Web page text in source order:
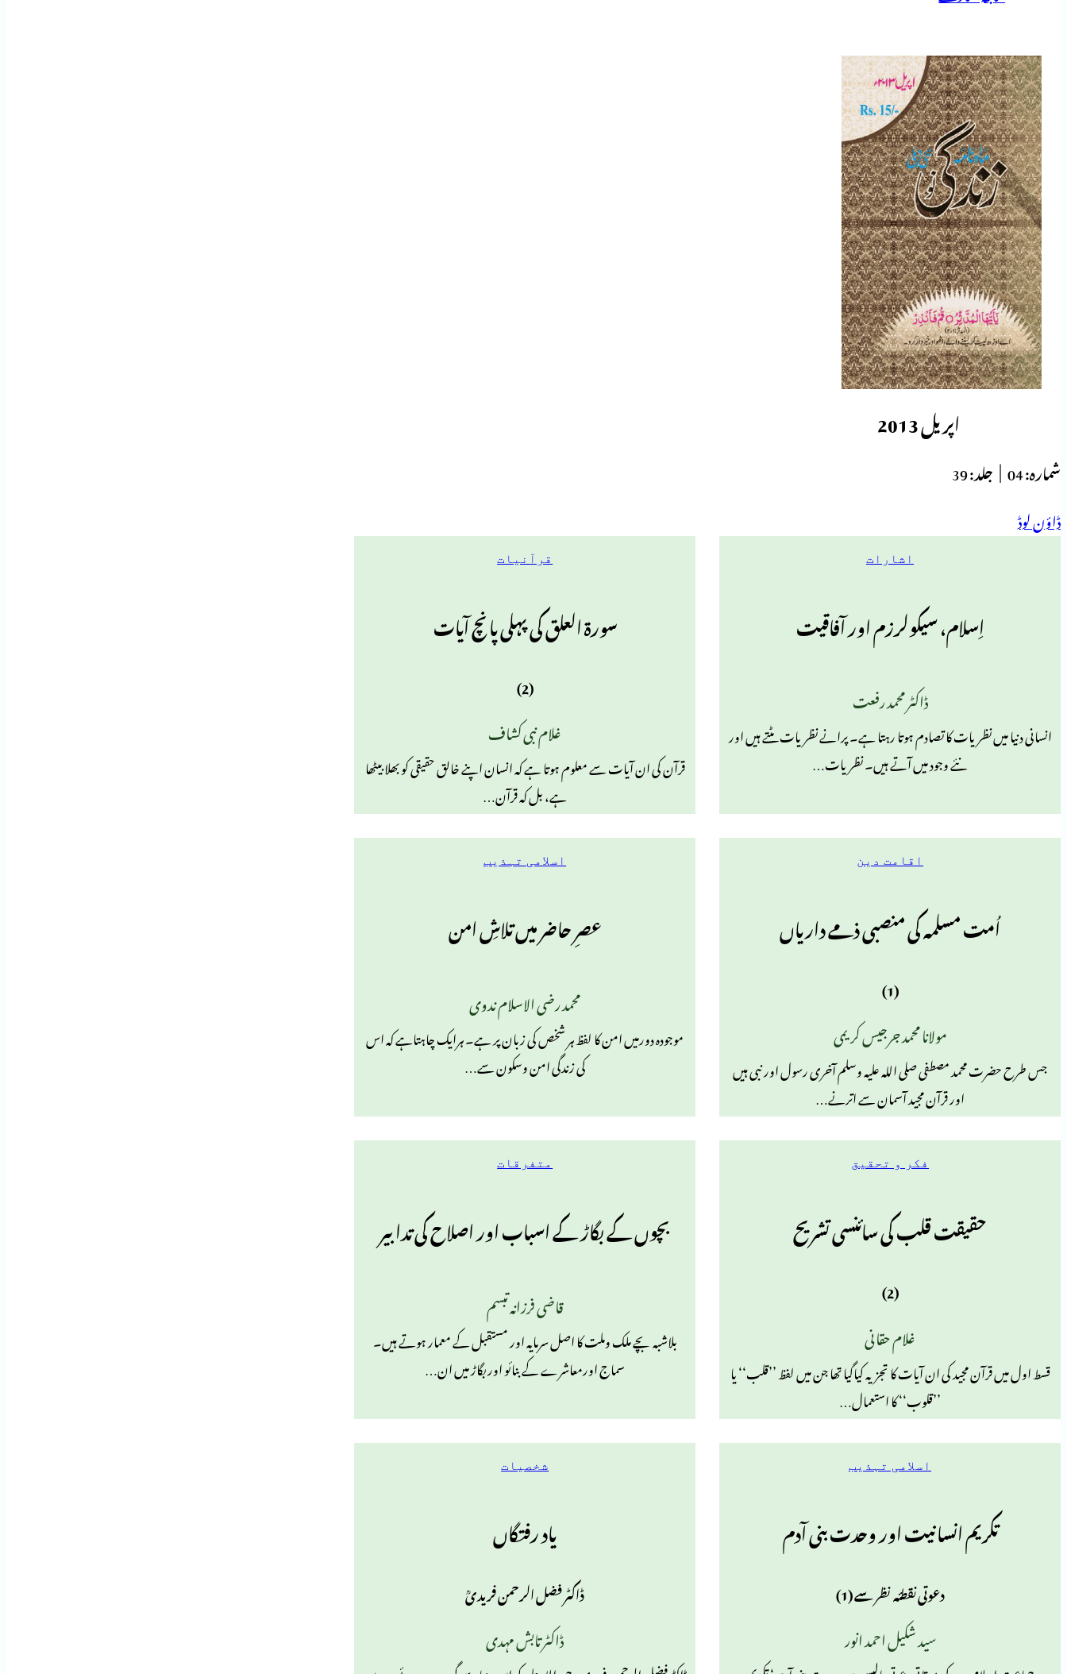
اپریل 2013
شمارہ: جلد:
ڈاؤن لوڈ
اشارات
اِسلام، سیکولرزم اور آفاقیت
ڈاکٹر محمد رفعت
انسانی دنیا میں نظریات کا تصادم ہوتا رہتا ہے۔ پرانے نظریات مٹتے ہیں اور
نئے وجود میں آتے ہیں۔ نظریات…
قرآنیات
سورۃ العلق کی پہلی پانچ آیات
(2)
غلام نبی کشاف
قرآن کی ان آیات سے معلوم ہوتا ہے کہ انسان اپنے خالق حقیقی کو بھلا بیٹھا
ہے، بل کہ قرآن…
اقامت دین
اُمت مسلمہ کی منصبی ذمے داریاں
(1)
مولانا محمد جرجیس کریمی
جس طرح حضرت محمد مصطفی صلی اللہ علیہ وسلم آخری رسول اور نبی ہیں
اور قرآن مجید آسمان سے اترنے…
اسلامی تہذیب
عصرِ حاضر میں تلاشِ امن
محمد رضی الاسلام ندوی
موجودہ دورمیں امن کا لفظ ہر شخص کی زبان پر ہے۔ ہرایک چاہتاہے کہ اس
کی زندگی امن وسکون سے…
فکر و تحقیق
حقیقت قلب کی سائنسی تشریح
(2)
غلام حقانی
قسط اول میں قرآن مجید کی ان آیات کا تجزیہ کیاگیا تھا جن میں لفظ ’’قلب‘‘ یا
’’قلوب‘‘ کا استعمال…
متفرقات
بچوں کے بگاڑ کے اسباب اور اصلاح کی تدابیر
قاضی فرزانہ تبسم
بلاشبہ بچے ملک وملت کا اصل سرمایہ اور مستقبل کے معمار ہوتے ہیں۔
سماج اورمعاشرے کے بنائو اوربگاڑ میں ان…
اسلامی تہذیب
تکریم انسانیت اور وحدت بنی آدم
دعوتی نقطئہ نظر سے (1)
سید شکیل احمد انور
شخصیات
یاد رفتگاں
ڈاکٹر فضل الرحمن فریدیؒ
ڈاکٹر تابش مہدی